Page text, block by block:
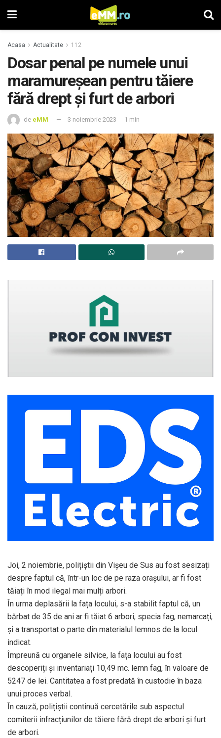
Acasa Actualitate 112
Dosar penal pe numele unui
maramureşean pentru tăiere
fără drept și furt de arbori
de eMM 3 noiembrie 2023 1 min
Joi, 2 noiembrie, polițiștii din Vișeu de Sus au fost sesizați
despre faptul că, într-un loc de pe raza orașului, ar fi fost
tăiați în mod ilegal mai mulți arbori.
În urma deplasării la fața locului, s-a stabilit faptul că, un
bărbat de 35 de ani ar fi tăiat 6 arbori, specia fag, nemarcați,
și a transportat o parte din materialul lemnos de la locul
indicat.
Împreună cu organele silvice, la fața locului au fost
descoperiți și inventariați 10,49 mc. lemn fag, în valoare de
5247 de lei. Cantitatea a fost predată în custodie în baza
unui proces verbal.
În cauză, polițiștii continuă cercetările sub aspectul
comiterii infracțiunilor de tăiere fără drept de arbori și furt
de arbori.